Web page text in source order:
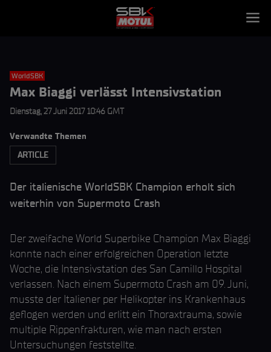
WorldSBK
Max Biaggi verlässt Intensivstation
Dienstag, 27 Juni 2017 10:46 GMT
Verwandte Themen
ARTICLE
Der italienische WorldSBK Champion erholt sich
weiterhin von Supermoto Crash
Der zweifache World Superbike Champion Max Biaggi
konnte nach einer erfolgreichen Operation letzte
Woche, die Intensivstation des San Camillo Hospital
verlassen. Nach einem Supermoto Crash am 09. Juni,
musste der Italiener per Helikopter ins Krankenhaus
geflogen werden und erlitt ein Thoraxtrauma, sowie
multiple Rippenfrakturen, wie man nach ersten
Untersuchungen feststellte.